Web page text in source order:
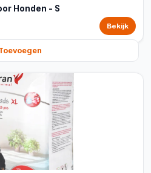
Honden - S
Bekijk